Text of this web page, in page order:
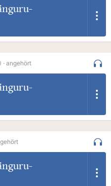
· angehört